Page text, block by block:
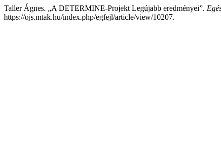
Taller Ágnes. „A DETERMINE-Projekt Legújabb eredményei”.
https://ojs.mtak.hu/index.php/egfejl/article/view/10207.